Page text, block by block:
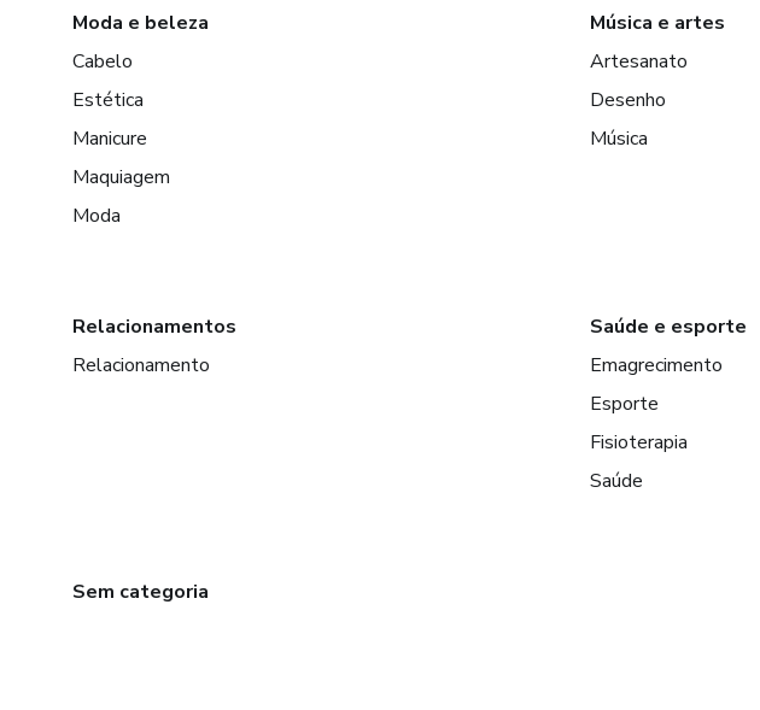
Moda e beleza
Cabelo
Estética
Manicure
Maquiagem
Moda
Música e artes
Artesanato
Desenho
Música
Relacionamentos
Relacionamento
Saúde e esporte
Emagrecimento
Esporte
Fisioterapia
Saúde
Sem categoria